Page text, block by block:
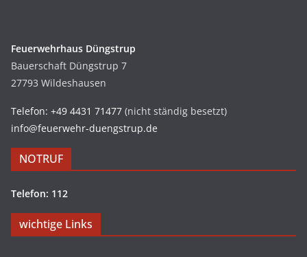
Feuerwehrhaus Düngstrup
Bauerschaft Düngstrup 7
27793 Wildeshausen
Telefon: +49 4431 71477 (nicht ständig besetzt)
info@feuerwehr-duengstrup.de
NOTRUF
Telefon: 112
wichtige Links